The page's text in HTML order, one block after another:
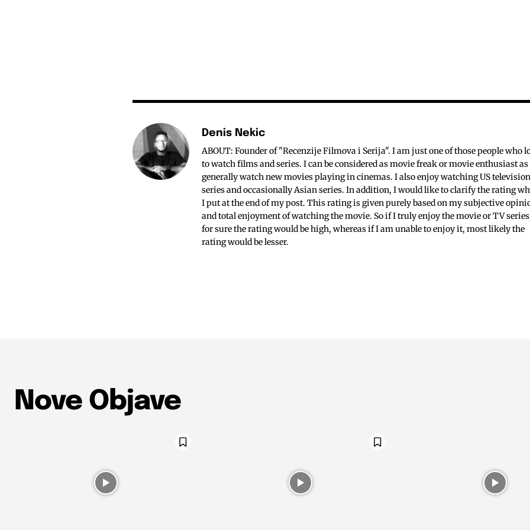
Denis Nekic
ABOUT: Founder of "Recenzije Filmova i Serija". I am just one of those people who
to watch films and series. I can be considered as movie freak or movie enthusiast as
generally watch new movies playing in cinemas. I also enjoy watching US television
series and occasionally Asian series. In addition, I would like to clarify the rating
I put at the end of my post. This rating is given purely based on my subjective
and total enjoyment of watching the movie. So if I truly enjoy the movie or TV
for sure the rating would be high, whereas if I am unable to enjoy it, most likely the
rating would be lesser.
Nove Objave